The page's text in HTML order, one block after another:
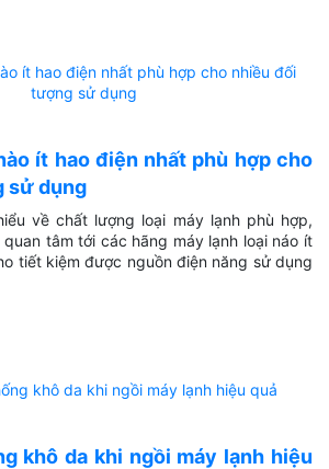
ít hao điện nhất phù hợp cho
sử dụng
về chất lượng loại máy lạnh phù hợp,
tâm tới các hãng máy lạnh loại náo ít
tiết kiệm được nguồn điện năng sử dụng
khô da khi ngồi máy lạnh hiệu